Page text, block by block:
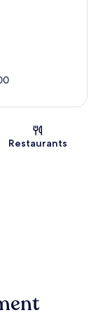
Restaurants